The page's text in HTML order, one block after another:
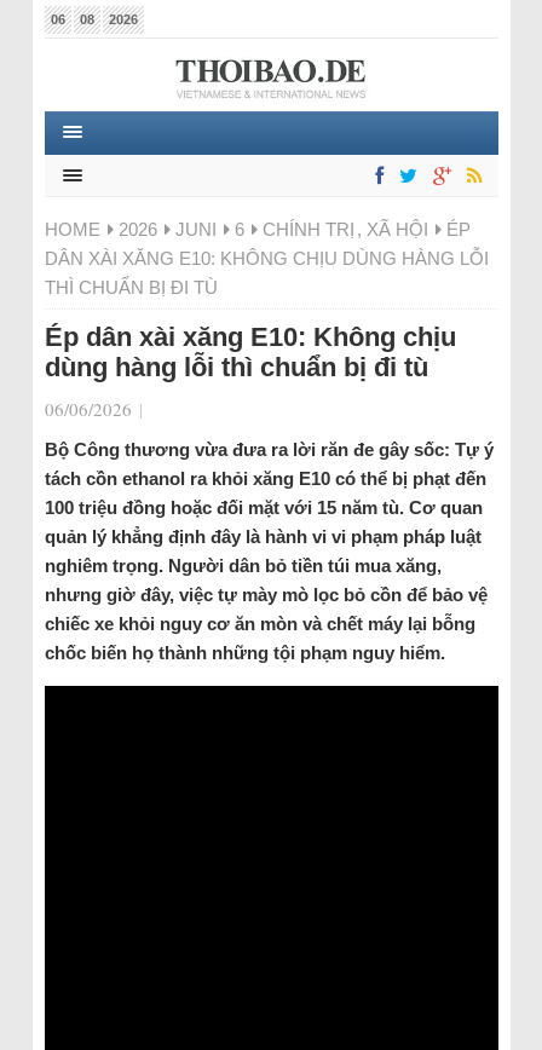
06 08 2026
HOME 2026 JUNI 6 CHÍNH TRỊ , XÃ HỘI
ÉP
DÂN XÀI XĂNG E10: KHÔNG CHỊU DÙNG HÀNG LỖI
THÌ CHUẨN BỊ ĐI TÙ
Ép dân xài xăng E10: Không chịu
dùng hàng lỗi thì chuẩn bị đi tù
06/06/2026 |
Bộ Công thương vừa đưa ra lời răn đe gây sốc: Tự ý
tách cồn ethanol ra khỏi xăng E10 có thể bị phạt đến
100 triệu đồng hoặc đối mặt với 15 năm tù. Cơ quan
quản lý khẳng định đây là hành vi vi phạm pháp luật
nghiêm trọng. Người dân bỏ tiền túi mua xăng,
nhưng giờ đây, việc tự mày mò lọc bỏ cồn để bảo vệ
chiếc xe khỏi nguy cơ ăn mòn và chết máy lại bỗng
chốc biến họ thành những tội phạm nguy hiểm.